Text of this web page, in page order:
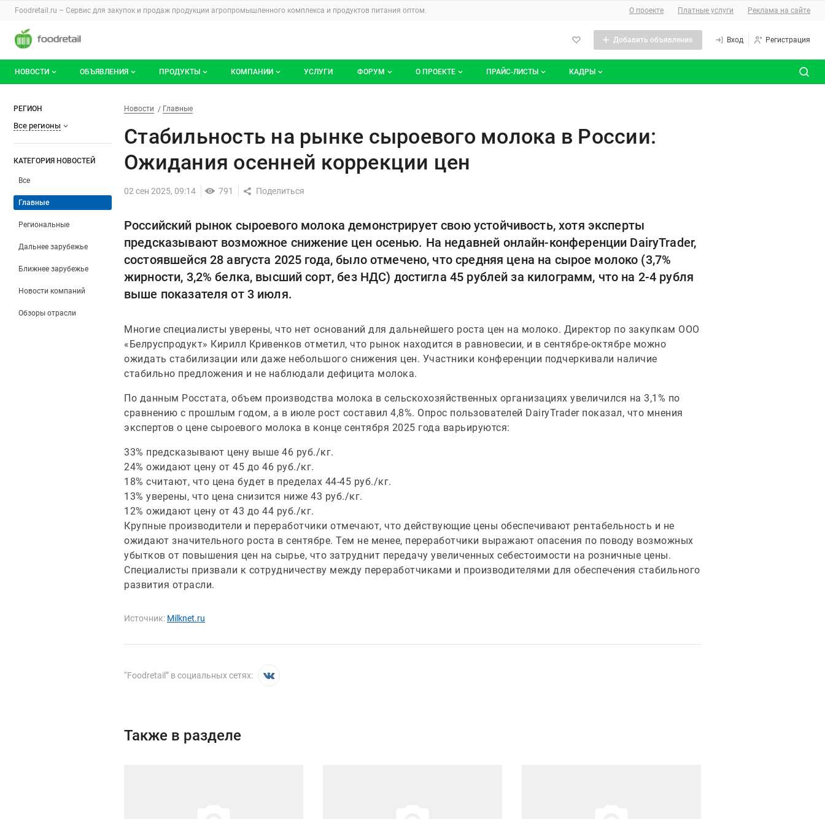
Раздел навигации по сайту foodretail.ru
Foodretail.ru – Сервис для закупок и продаж продукции агропромышленного комплекса и продуктов питания оптом. О сайте
О проекте Платные услуги Реклама на сайте
Авторизация и меню пользователя
Добавить объявление Вход Регистрация
Навигация по разделам сайта foodretail.ru
НОВОСТИ
Документы
ОБЪЯВЛЕНИЯ ПРОДУКТЫ
Продукты питания
КОМПАНИИ
Премиум размещение
УСЛУГИ ФОРУМ
С моим участием
О ПРОЕКТЕ
Контакты
Реклама на сайте
ПРАЙС-ЛИСТЫ КАДРЫ
Стабильность на рынке сыроевого молока в России: Ожидания осенней коррекции цен
Фильтры
РЕГИОН
Все регионы
КАТЕГОРИЯ НОВОСТЕЙ
Все
Главные
Региональные
Дальнее зарубежье
Ближнее зарубежье
Новости компаний
Обзоры отрасли
Новости
Разделы
Новости Главные
Стабильность на рынке сыроевого молока в России:
Ожидания осенней коррекции цен
02 сен 2025, 09:14 791
Российский рынок сыроевого молока демонстрирует свою устойчивость, хотя эксперты
предсказывают возможное снижение цен осенью. На недавней онлайн-конференции DairyTrader,
состоявшейся 28 августа 2025 года, было отмечено, что средняя цена на сырое молоко (3,7%
жирности, 3,2% белка, высший сорт, без НДС) достигла 45 рублей за килограмм, что на 2-4 рубля
выше показателя от 3 июля.
Многие специалисты уверены, что нет оснований для дальнейшего роста цен на молоко. Директор по закупкам ООО
«Белруспродукт» Кирилл Кривенков отметил, что рынок находится в равновесии, и в сентябре-октябре можно
ожидать стабилизации или даже небольшого снижения цен. Участники конференции подчеркивали наличие
стабильно предложения и не наблюдали дефицита молока.
По данным Росстата, объем производства молока в сельскохозяйственных организациях увеличился на 3,1% по
сравнению с прошлым годом, а в июле рост составил 4,8%. Опрос пользователей DairyTrader показал, что мнения
экспертов о цене сыроевого молока в конце сентября 2025 года варьируются:
33% предсказывают цену выше 46 руб./кг.
24% ожидают цену от 45 до 46 руб./кг.
18% считают, что цена будет в пределах 44-45 руб./кг.
13% уверены, что цена снизится ниже 43 руб./кг.
12% ожидают цену от 43 до 44 руб./кг.
Крупные производители и переработчики отмечают, что действующие цены обеспечивают рентабельность и не
ожидают значительного роста в сентябре. Тем не менее, переработчики выражают опасения по поводу возможных
убытков от повышения цен на сырье, что затруднит передачу увеличенных себестоимости на розничные цены.
Специалисты призвали к сотрудничеству между переработчиками и производителями для обеспечения стабильного
развития отрасли.
Источник: Milknet.ru
“Foodretail” в социальных сетях:
Также в разделе